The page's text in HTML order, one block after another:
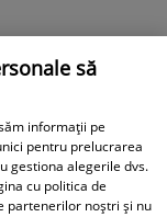
să
informații pe
pentru prelucrarea
gestiona alegerile dvs.
cu politica de
partenerilor noștri și nu